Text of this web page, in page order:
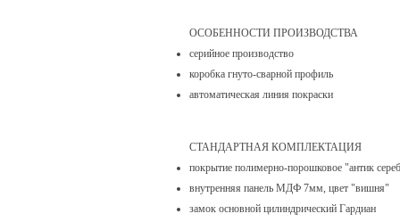
ОСОБЕННОСТИ ПРОИЗВОДСТВА
серийное производство
коробка гнуто-сварной профиль
автоматическая линия покраски
СТАНДАРТНАЯ КОМПЛЕКТАЦИЯ
покрытие полимерно-порошковое "антик
внутренняя панель МДФ 7мм, цвет "вишня"
замок основной цилиндрический Гардиан